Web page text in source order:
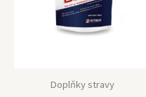
Doplňky stravy